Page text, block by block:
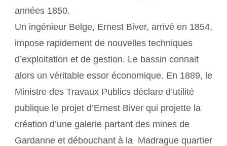
années 1850.
Un ingénieur Belge, Ernest Biver, arrivé en 1854,
impose rapidement de nouvelles techniques
d’exploitation et de gestion. Le bassin connait
alors un véritable essor économique. En 1889, le
Ministre des Travaux Publics déclare d’utilité
publique le projet d’Ernest Biver qui projette la
création d’une galerie partant des mines de
Gardanne et débouchant à la Madrague quartier